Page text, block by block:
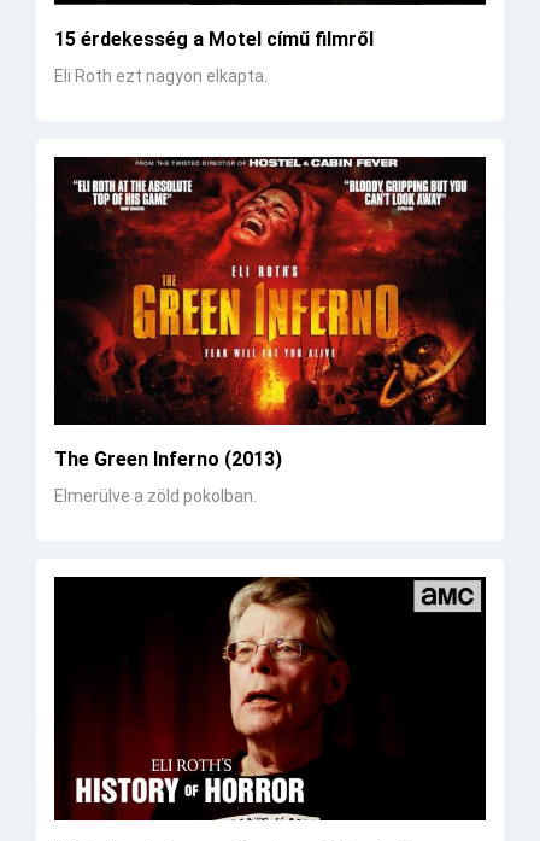
15 érdekesség a Motel című filmről
Eli Roth ezt nagyon elkapta.
The Green Inferno (2013)
Elmerülve a zöld pokolban.